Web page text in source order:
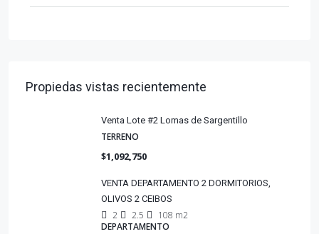
Propiedas vistas recientemente
Venta Lote #2 Lomas de Sargentillo
TERRENO
$1,092,750
VENTA DEPARTAMENTO 2 DORMITORIOS,
OLIVOS 2 CEIBOS
2 2.5
108 m2
DEPARTAMENTO